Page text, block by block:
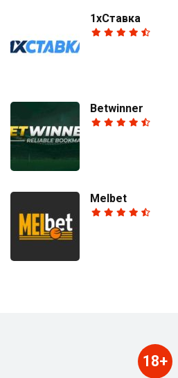
1хСтавка
Betwinner
Melbet
18+